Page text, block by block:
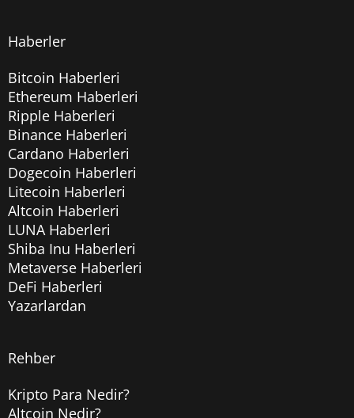
Haberler
Bitcoin Haberleri
Ethereum Haberleri
Ripple Haberleri
Binance Haberleri
Cardano Haberleri
Dogecoin Haberleri
Litecoin Haberleri
Altcoin Haberleri
LUNA Haberleri
Shiba Inu Haberleri
Metaverse Haberleri
DeFi Haberleri
Yazarlardan
Rehber
Kripto Para Nedir?
Altcoin Nedir?